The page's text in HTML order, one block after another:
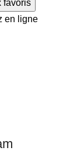
favoris
en ligne